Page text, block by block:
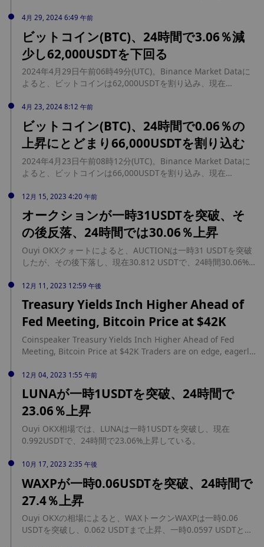
ている。
4月 29, 2024 6:49 午前
ビットコイン(BTC)、24時間で3.06％減
少し62,000USDTを下回る
2024年4月29日午前06時49分(UTC)。Binance Market Dataに
よると、ビットコインは62,000USDTを割り込み、現在
している。
4月 23, 2024 8:12 午前
ビットコイン(BTC)、24時間で0.06％の
上昇にとどまり66,000USDTを割り込む
2024年4月23日午前08時12分(UTC)。Binance Market Dataに
よると、ビットコインは66,000USDTを割り込み、現在
幅を縮小している。
12月 15, 2023 4:20 午前
オークションが一時31USDTを突破、そ
の後反落、24時間では30.06％上昇
Ouyi OKXクォートによると、AUCTIONは一時31 USDTを突破
したが、その後下落し、現在30.812 USDTで、24時間30.06%
12月 11, 2023 12:59 午後
Treasury Yields Inch Higher Ahead of
Fed Meeting, Bitcoin Price at $42K
Coinspeaker Treasury Yields Inch Higher Ahead of Fed
Meeting, Bitcoin Price at $42K Traders are on edge, eagerly
prospective interest rate changes. Treasury Yields Inch
Higher Ahead of Fed Meeting, Bitcoin Price at $42K source:
https://www.coinspeaker.com/treasury-yields-fed-bitcoin-
42k/
12月 04, 2023 1:55 午前
LUNAが一時1USDTを突破、24時間で
23.06％上昇
Ouyi OKX相場では、LUNAは一時1USDTを突破し、現在
0.992USDTで、24時間で23.06%上昇している。
10月 17, 2023 2:35 午後
WAXPが一時0.06USDTを突破、24時間で
27.4％上昇
Ouyi OKXの相場によると、WAXトークンWAXPは一時0.06
USDTを突破し、0.062 USDTまで上昇、一時0.0597 USDTとな